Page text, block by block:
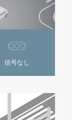
信号なし